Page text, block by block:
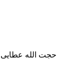
حجت الله عطایی /